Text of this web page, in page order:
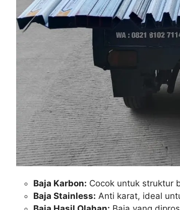
Baja Karbon: Cocok untuk struktur
Baja Stainless: Anti karat, ideal